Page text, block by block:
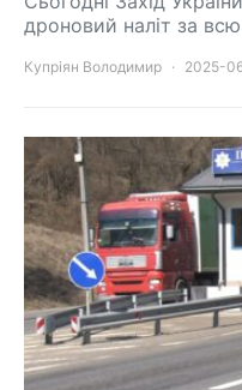
дроновий наліт за
Купріян Володимир 2025-